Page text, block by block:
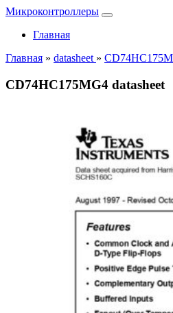
Микроконтроллеры
Главная
Главная » datasheet »
CD74HC175MG4 datasheet